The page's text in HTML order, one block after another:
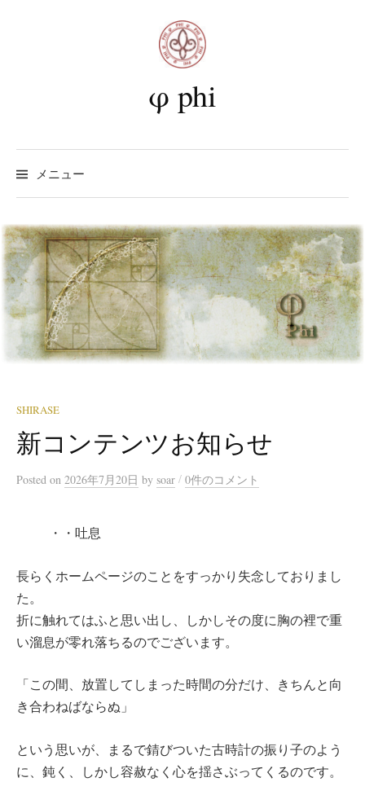
φ phi
メニュー
検
SHIRASE
新コンテンツお知らせ
Posted on 2026年7月20日 by soar / 0件のコメント
・・吐息
長らくホームページのことをすっかり失念しておりまし
た。
折に触れてはふと思い出し、しかしその度に胸の裡で重
い溜息が零れ落ちるのでございます。
「この間、放置してしまった時間の分だけ、きちんと向
き合わねばならぬ」
という思いが、まるで錆びついた古時計の振り子のよう
に、鈍く、しかし容赦なく心を揺さぶってくるのです。